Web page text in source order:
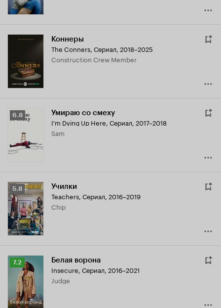
Коннеры
The Conners, Сериал, 2018–2025
Construction Crew Member
Рейтинг
6.8
6.8 Умираю со смеху
I'm Dying Up Here, Сериал, 2017–2018
Sam
Рейтинг
Кинопоиска
5.8
5.8 Училки
Teachers, Сериал, 2016–2019
Chip
Рейтинг
Кинопоиска
7.2
7.2 Белая ворона
Insecure, Сериал, 2016–2021
Judge